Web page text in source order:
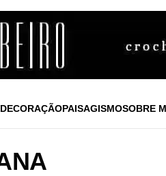
DECORAÇÃOPAISAGISMOSOBRE